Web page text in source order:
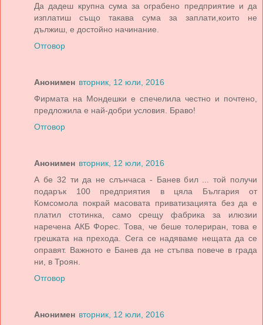
Да дадеш крупна сума за ограбено предприятие и да
изплатиш също такава сума за заплати,които не
дължиш, е достойно начинание.
Отговор
Анонимен вторник, 12 юли, 2016
Фирмата на Мондешки е спечелила честно и почтено,
предложила е най-добри условия. Браво!
Отговор
Анонимен вторник, 12 юли, 2016
А бе 32 ти да не слънчаса - Банев бил ... той получи
подарък 100 предприятия в цяла България от
Комсомола покрай масовата приватизацията без да е
платил стотинка, само срещу фабрика за илюзии
наречена АКБ Форес. Това, че беше толериран, това е
грешката на прехода. Сега се надяваме нещата да се
оправят. Важното е Банев да не стъпва повече в града
ни, в Троян.
Отговор
Анонимен вторник, 12 юли, 2016